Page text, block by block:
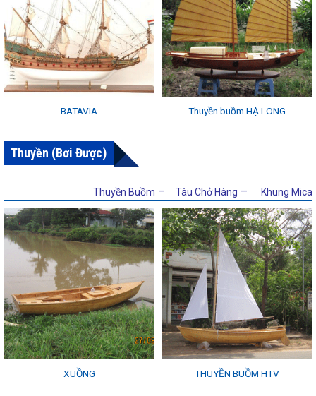
BATAVIA Thuyền buồm HẠ LONG
Thuyền (Bơi Được)
Thuyền Buồm – Tàu Chở Hàng – Khung Mica
XUỒNG THUYỀN BUỒM HTV